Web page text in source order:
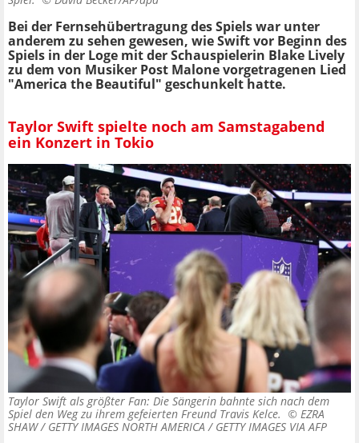
Bei der Fernsehübertragung des Spiels war unter
anderem zu sehen gewesen, wie Swift vor Beginn des
Spiels in der Loge mit der Schauspielerin Blake Lively
zu dem von Musiker Post Malone vorgetragenen Lied
"America the Beautiful" geschunkelt hatte.
Taylor Swift spielte noch am Samstagabend
ein Konzert in Tokio
Taylor Swift als größter Fan: Die Sängerin bahnte sich nach dem
Spiel den Weg zu ihrem gefeierten Freund Travis Kelce. © EZRA
SHAW / GETTY IMAGES NORTH AMERICA / GETTY IMAGES VIA AFP